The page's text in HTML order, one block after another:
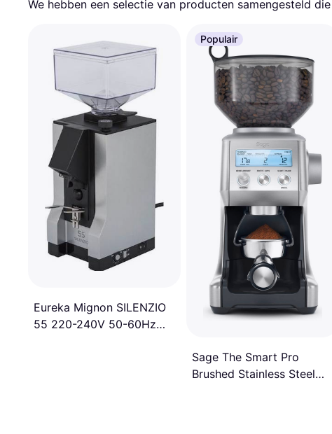
We hebben een selectie van producten samengesteld
Eureka Mignon SILENZIO
55 220-240V 50-60Hz
Populair
Sage The Smart Pro
Brushed Stainless Steel